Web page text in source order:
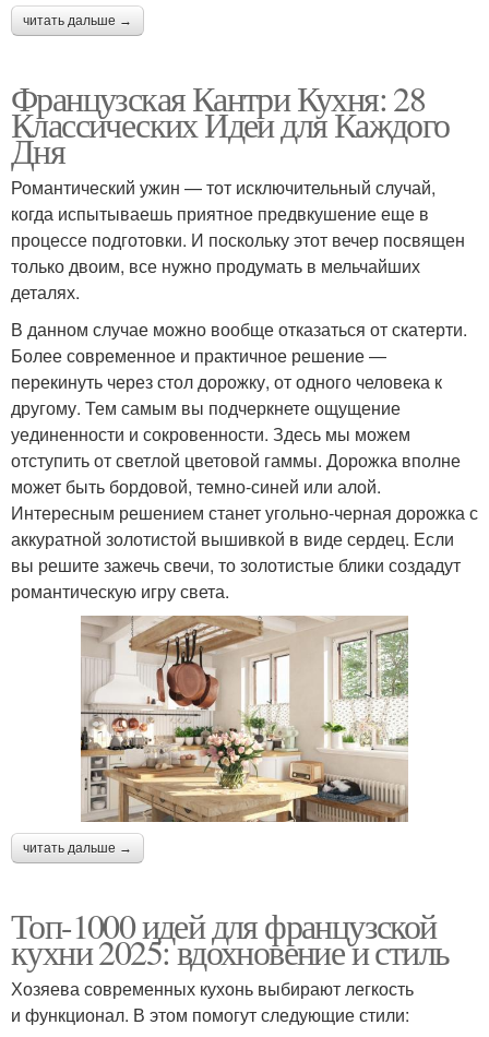
читать дальше →
Французская Кантри Кухня: 28
Классических Идеи для Каждого
Дня
Романтический ужин — тот исключительный случай,
когда испытываешь приятное предвкушение еще в
процессе подготовки. И поскольку этот вечер посвящен
только двоим, все нужно продумать в мельчайших
деталях.
В данном случае можно вообще отказаться от скатерти.
Более современное и практичное решение —
перекинуть через стол дорожку, от одного человека к
другому. Тем самым вы подчеркнете ощущение
уединенности и сокровенности. Здесь мы можем
отступить от светлой цветовой гаммы. Дорожка вполне
может быть бордовой, темно-синей или алой.
Интересным решением станет угольно-черная дорожка с
аккуратной золотистой вышивкой в виде сердец. Если
вы решите зажечь свечи, то золотистые блики создадут
романтическую игру света.
читать дальше →
Топ-1000 идей для французской
кухни 2025: вдохновение и стиль
Хозяева современных кухонь выбирают легкость
и функционал. В этом помогут следующие стили: